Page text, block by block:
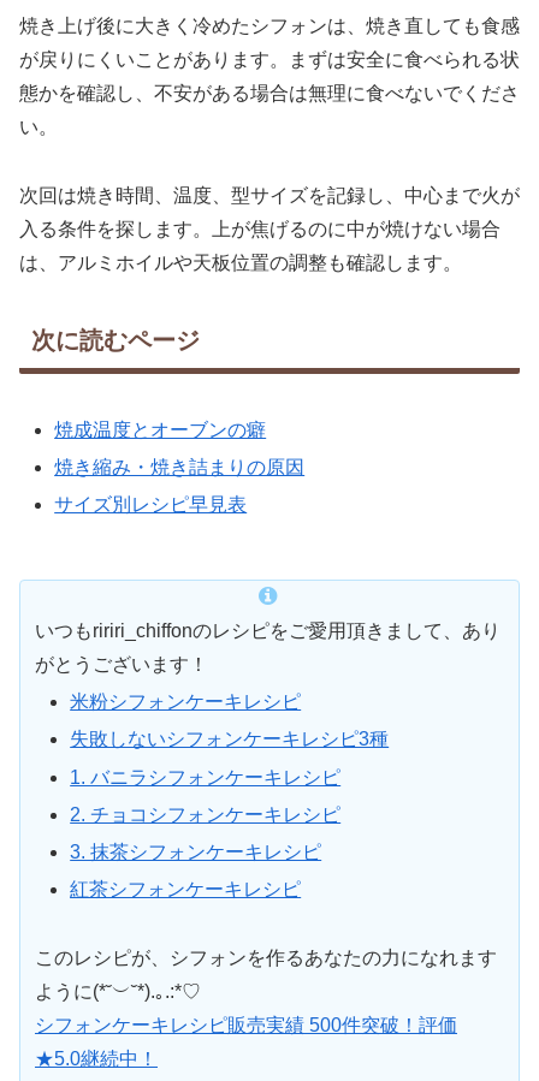
焼き上げ後に大きく冷めたシフォンは、焼き直しても食感
が戻りにくいことがあります。まずは安全に食べられる状
態かを確認し、不安がある場合は無理に食べないでくださ
い。
次回は焼き時間、温度、型サイズを記録し、中心まで火が
入る条件を探します。上が焦げるのに中が焼けない場合
は、アルミホイルや天板位置の調整も確認します。
次に読むページ
焼成温度とオーブンの癖
焼き縮み・焼き詰まりの原因
サイズ別レシピ早見表
いつもririri_chiffonのレシピをご愛用頂きまして、あり
がとうございます！
米粉シフォンケーキレシピ
失敗しないシフォンケーキレシピ3種
1. バニラシフォンケーキレシピ
2. チョコシフォンケーキレシピ
3. 抹茶シフォンケーキレシピ
紅茶シフォンケーキレシピ
このレシピが、シフォンを作るあなたの力になれます
ように(*˘︶˘*).｡.:*♡
シフォンケーキレシピ販売実績 500件突破！評価
★5.0継続中！